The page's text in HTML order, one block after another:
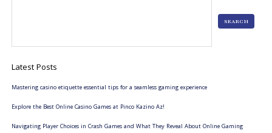
SEARCH
Latest Posts
Mastering casino etiquette essential tips for a seamless gaming experience
Explore the Best Online Casino Games at Pinco Kazino Az!
Navigating Player Choices in Crash Games and What They Reveal About Online Gaming